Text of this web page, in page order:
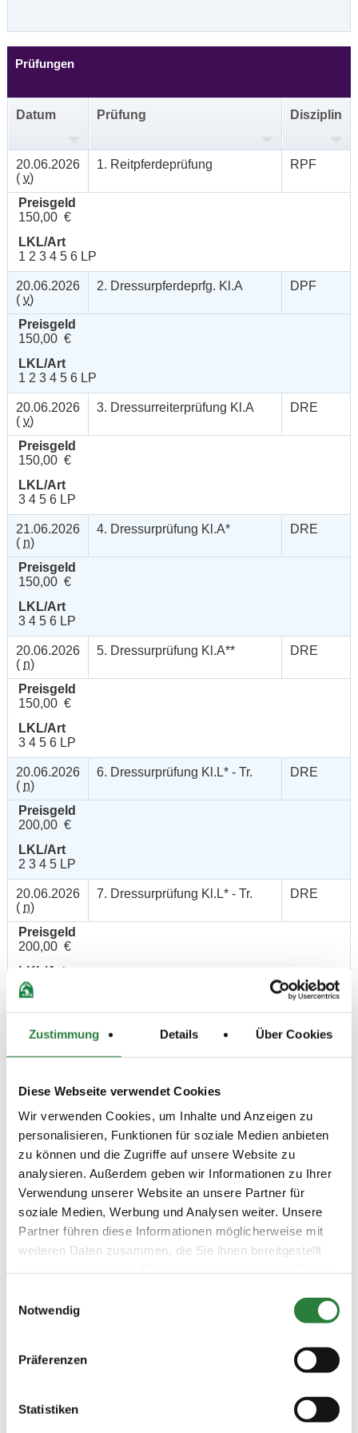
Zustimmung Details Über Cookies
Diese Webseite verwendet Cookies
Wir verwenden Cookies, um Inhalte und Anzeigen zu
personalisieren, Funktionen für soziale Medien anbieten
zu können und die Zugriffe auf unsere Website zu
analysieren. Außerdem geben wir Informationen zu Ihrer
Verwendung unserer Website an unsere Partner für
soziale Medien, Werbung und Analysen weiter. Unsere
Partner führen diese Informationen möglicherweise mit
weiteren Daten zusammen, die Sie ihnen bereitgestellt
Notwendig
Präferenzen
Statistiken
Prüfungen
Datum Prüfung Disziplin
20.06.2026
( v)
1. Reitpferdeprüfung RPF
Preisgeld
150,00 €
LKL/Art
1 2 3 4 5 6 LP
20.06.2026
( v)
2. Dressurpferdeprfg. Kl.A DPF
Preisgeld
150,00 €
LKL/Art
1 2 3 4 5 6 LP
20.06.2026
( v)
3. Dressurreiterprüfung Kl.A DRE
Preisgeld
150,00 €
LKL/Art
3 4 5 6 LP
21.06.2026
( n)
4. Dressurprüfung Kl.A* DRE
Preisgeld
150,00 €
LKL/Art
3 4 5 6 LP
20.06.2026
( n)
5. Dressurprüfung Kl.A** DRE
Preisgeld
150,00 €
LKL/Art
3 4 5 6 LP
20.06.2026
( n)
6. Dressurprüfung Kl.L* - Tr. DRE
Preisgeld
200,00 €
LKL/Art
2 3 4 5 LP
20.06.2026
( n)
7. Dressurprüfung Kl.L* - Tr. DRE
Preisgeld
200,00 €
LKL/Art
2 3 4 5 LP
21.06.2026
n)
8. Dressurprüfung Kl.E DRE
Preisgeld
LKL/Art
20.06.2026
(v)
9. Gewöhnungs-Spring-LP
n.Clear-Round-RV 80cm
GWS
Preisgeld
100,00 €
LKL/Art
1 2 3 4 5 6 7 LP
20.06.2026
(v)
10. Springpferdeprüfung Kl.A*
90cm
SPF
150,00 €
Preisgeld